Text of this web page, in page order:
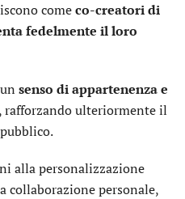
comeco-creatori di
fedelmente il loro
senso di appartenenza e
ulteriormente il
alla personalizzazione
collaborazione personale,